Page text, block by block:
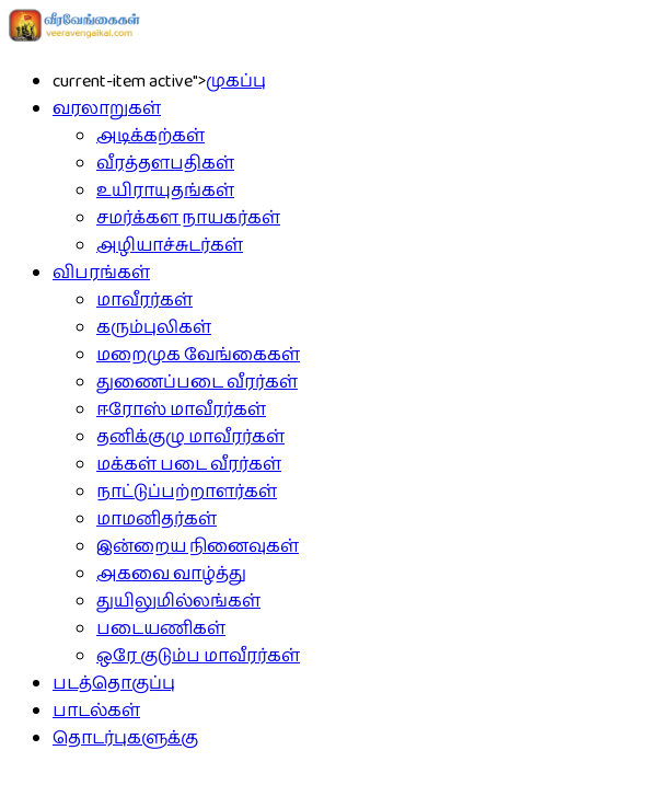
current-item active">முகப்பு
வரலாறுகள்
அடிக்கற்கள்
வீரத்தளபதிகள்
உயிராயுதங்கள்
சமர்க்கள நாயகர்கள்
அழியாச்சுடர்கள்
விபரங்கள்
மாவீரர்கள்
கரும்புலிகள்
மறைமுக வேங்கைகள்
துணைப்படை வீரர்கள்
ஈரோஸ் மாவீரர்கள்
தனிக்குழு மாவீரர்கள்
மக்கள் படை வீரர்கள்
நாட்டுப்பற்றாளர்கள்
மாமனிதர்கள்
இன்றைய நினைவுகள்
அகவை வாழ்த்து
துயிலுமில்லங்கள்
படையணிகள்
ஒரே குடும்ப மாவீரர்கள்
படத்தொகுப்பு
பாடல்கள்
தொடர்புகளுக்கு